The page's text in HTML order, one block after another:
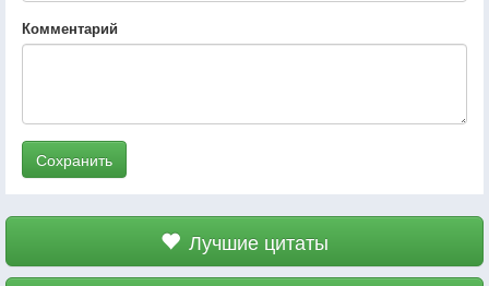
Комментарий
Сохранить
Лучшие цитаты